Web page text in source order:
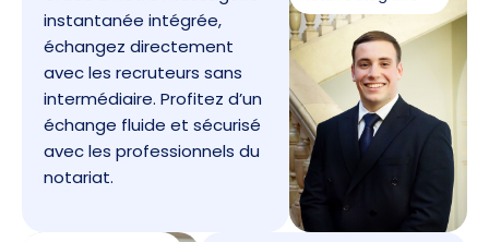
instantanée intégrée,
échangez directement
avec les recruteurs sans
intermédiaire. Profitez d’un
échange fluide et sécurisé
avec les professionnels du
notariat.